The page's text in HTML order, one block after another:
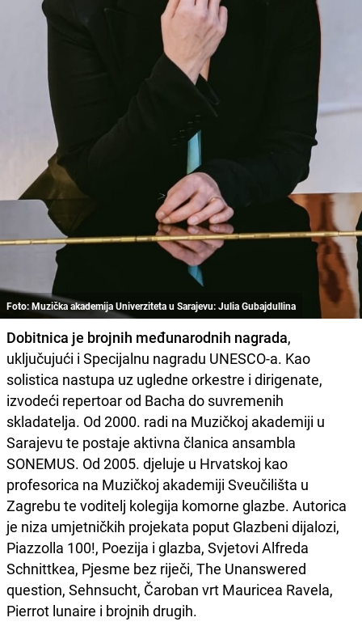
Foto: Muzička akademija Univerziteta u Sarajevu: Julia Gubajdullina
Dobitnica je brojnih međunarodnih nagrada,
uključujući i Specijalnu nagradu UNESCO-a. Kao
solistica nastupa uz ugledne orkestre i dirigenate,
izvodeći repertoar od Bacha do suvremenih
skladatelja. Od 2000. radi na Muzičkoj akademiji u
Sarajevu te postaje aktivna članica ansambla
SONEMUS. Od 2005. djeluje u Hrvatskoj kao
profesorica na Muzičkoj akademiji Sveučilišta u
Zagrebu te voditelj kolegija komorne glazbe. Autorica
je niza umjetničkih projekata poput Glazbeni dijalozi,
Piazzolla 100!, Poezija i glazba, Svjetovi Alfreda
Schnittkea, Pjesme bez riječi, The Unanswered
question, Sehnsucht, Čaroban vrt Mauricea Ravela,
Pierrot lunaire i brojnih drugih.